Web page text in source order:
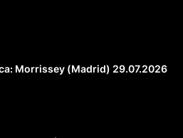
Morrissey (Madrid) 29.07.2026